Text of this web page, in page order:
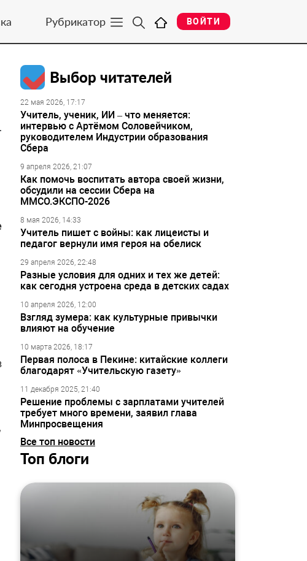
Рубрикатор ВОЙТИ
Выбор читателей
22 мая 2026, 17:17
Учитель, ученик, ИИ – что меняется:
интервью с Артёмом Соловейчиком,
руководителем Индустрии образования
Сбера
9 апреля 2026, 21:07
Как помочь воспитать автора своей жизни,
обсудили на сессии Сбера на
ММСО.ЭКСПО-2026
8 мая 2026, 14:33
Учитель пишет с войны: как лицеисты и
педагог вернули имя героя на обелиск
29 апреля 2026, 22:48
Разные условия для одних и тех же детей:
как сегодня устроена среда в детских садах
10 апреля 2026, 12:00
Взгляд зумера: как культурные привычки
влияют на обучение
10 марта 2026, 18:17
Первая полоса в Пекине: китайские коллеги
благодарят «Учительскую газету»
11 декабря 2025, 21:40
Решение проблемы с зарплатами учителей
требует много времени, заявил глава
Минпросвещения
Все топ новости
Топ блоги